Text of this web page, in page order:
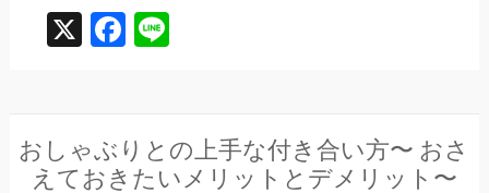
X Facebook
Line
おしゃぶりとの上手な付き合い方〜 おさ
えておきたいメリットとデメリット〜